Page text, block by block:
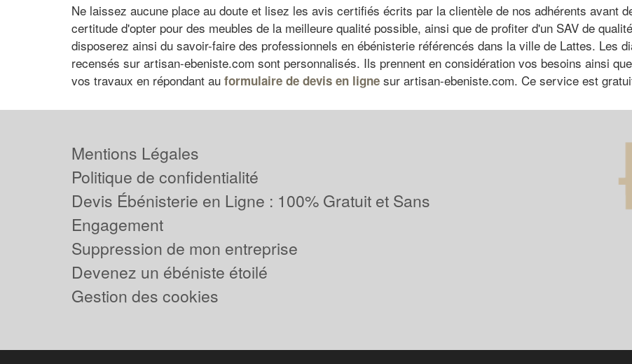
Ne laissez aucune place au doute et lisez les avis certifiés écrits par la clientèle de nos adhérents avant
certitude d'opter pour des meubles de la meilleure qualité possible, ainsi que de profiter d'un SAV de
disposerez ainsi du savoir-faire des professionnels en ébénisterie référencés dans la ville de Lattes. Les
recensés sur artisan-ebeniste.com sont personnalisés. Ils prennent en considération vos besoins ainsi
vos travaux en répondant au formulaire de devis en ligne sur artisan-ebeniste.com. Ce service est
Mentions Légales
Politique de confidentialité
Devis Ébénisterie en Ligne : 100% Gratuit et Sans
Engagement
Suppression de mon entreprise
Devenez un ébéniste étoilé
Gestion des cookies